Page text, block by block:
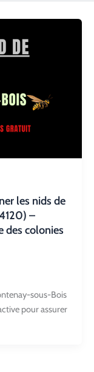
les nids de
–
des colonies
sous-Bois
pour assurer